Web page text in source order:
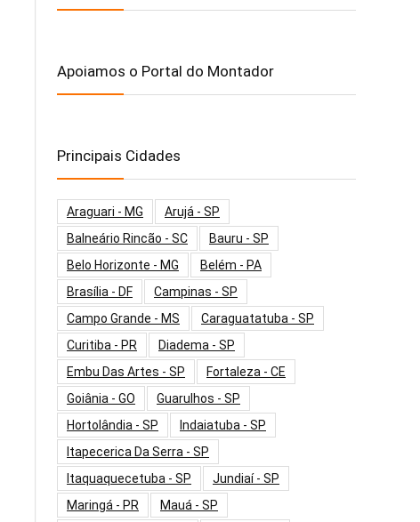
Apoiamos o Portal do Montador
Principais Cidades
Araguari - MG
Arujá - SP
Balneário Rincão - SC
Bauru - SP
Belo Horizonte - MG
Belém - PA
Brasília - DF
Campinas - SP
Campo Grande - MS
Caraguatatuba - SP
Curitiba - PR
Diadema - SP
Embu Das Artes - SP
Fortaleza - CE
Goiânia - GO
Guarulhos - SP
Hortolândia - SP
Indaiatuba - SP
Itapecerica Da Serra - SP
Itaquaquecetuba - SP
Jundiaí - SP
Maringá - PR
Mauá - SP